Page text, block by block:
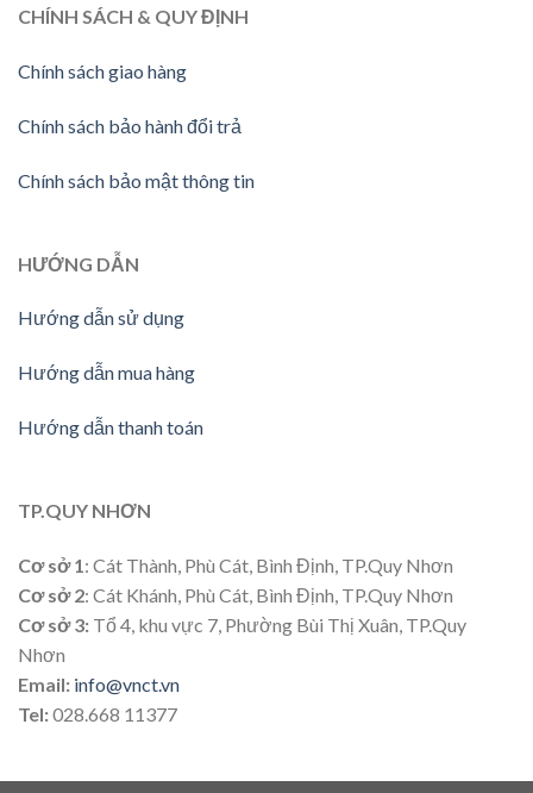
CHÍNH SÁCH & QUY ĐỊNH
Chính sách giao hàng
Chính sách bảo hành đổi trả
Chính sách bảo mật thông tin
HƯỚNG DẪN
Hướng dẫn sử dụng
Hướng dẫn mua hàng
Hướng dẫn thanh toán
TP.QUY NHƠN
Cơ sở 1 : Cát Thành, Phù Cát, Bình Định, TP.Quy Nhơn
Cơ sở 2: Cát Khánh, Phù Cát, Bình Định, TP.Quy Nhơn
Cơ sở 3: Tổ 4, khu vực 7, Phường Bùi Thị Xuân, TP.Quy
Nhơn
Email: info@vnct.vn
Tel:028.668 11377